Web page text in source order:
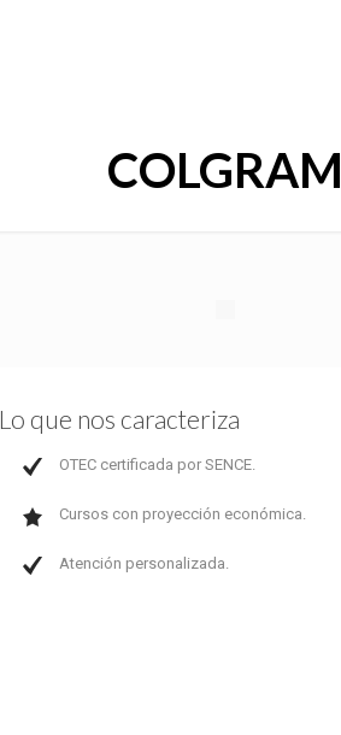
COLGRAM
Lo que nos caracteriza
OTEC certificada por SENCE.
Cursos con proyección económica.
Atención personalizada.